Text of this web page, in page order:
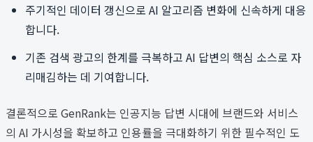
주기적인 데이터 갱신으로 AI 알고리즘 변화에 신속하게 대응
합니다.
기존 검색 광고의 한계를 극복하고 AI 답변의 핵심 소스로 자
리매김하는 데 기여합니다.
결론적으로 GenRank는 인공지능 답변 시대에 브랜드와 서비스
의 AI 가시성을 확보하고 인용률을 극대화하기 위한 필수적인 도